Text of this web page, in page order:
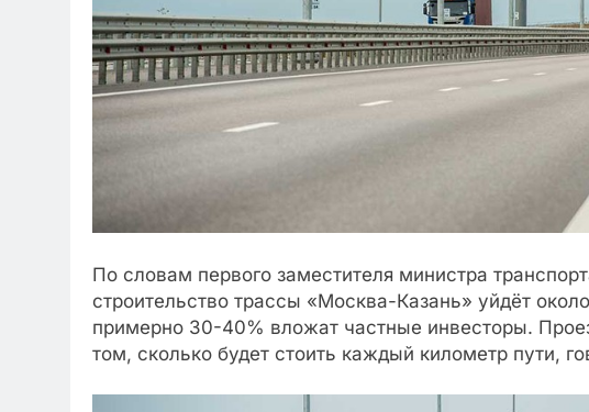
По словам первого заместителя министра
строительство трассы «Москва-Казань» уйдёт
примерно 30-40% вложат частные инвесторы.
том, сколько будет стоить каждый километр пути,